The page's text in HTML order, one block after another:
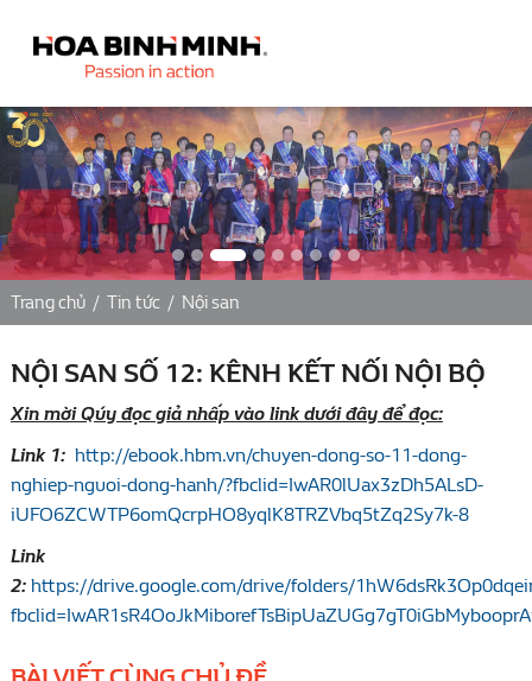
Trang chủ/ Tin tức/ Nội san
NỘI SAN SỐ 12: KÊNH KẾT NỐI NỘI BỘ
Xin mời Qúy đọc giả nhấp vào link dưới đây để đọc:
Link 1: http://ebook.hbm.vn/chuyen-dong-so-11-dong-
nghiep-nguoi-dong-hanh/?fbclid=IwAR0lUax3zDh5ALsD-
iUFO6ZCWTP6omQcrpHO8yqlK8TRZVbq5tZq2Sy7k-8
Link
2: https://drive.google.com/drive/folders/